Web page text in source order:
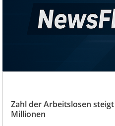
Zahl der Arbeitslosen
Millionen